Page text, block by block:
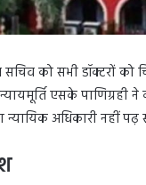
को सभी डॉक्टरों को
एसके पाणिग्रही
अधिकारी नहीं पढ़